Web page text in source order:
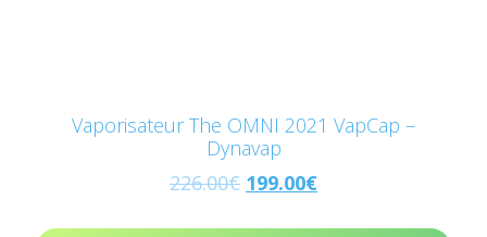
Vaporisateur The OMNI 2021 VapCap –
Dynavap
226.00€ 199.00€